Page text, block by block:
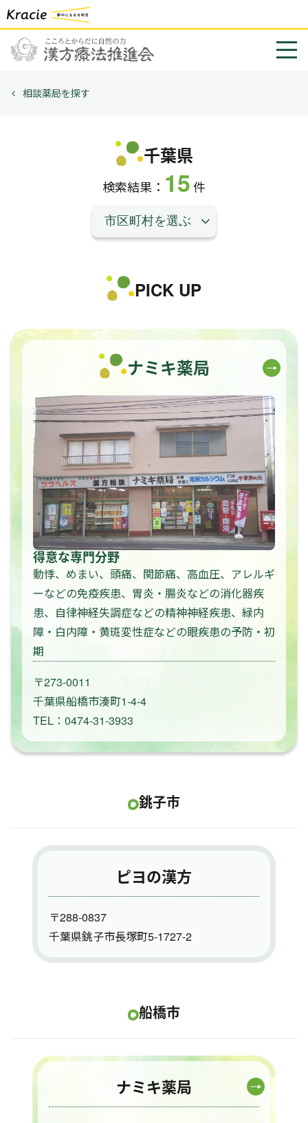
相談薬局を探す
千葉県
検索結果： 15件
PICK UP
ナミキ薬局
得意な専門分野
動悸、めまい、頭痛、関節痛、高血圧、アレルギ
ーなどの免疫疾患、胃炎・腸炎などの消化器疾
患、自律神経失調症などの精神神経疾患、緑内
障・白内障・黄斑変性症などの眼疾患の予防・初
期
〒273-0011
千葉県船橋市湊町1-4-4
TEL：0474-31-3933
銚子市
ピヨの漢方
〒288-0837
千葉県銚子市長塚町5-1727-2
船橋市
ナミキ薬局